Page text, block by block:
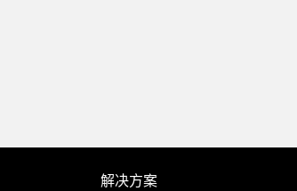
解决方案